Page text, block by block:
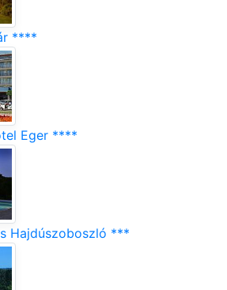
****
Eger ****
Hajdúszoboszló ***